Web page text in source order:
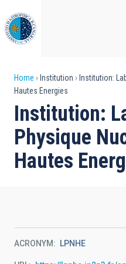
to
main
content
Breadcrumb
Home Institution
Institution:
Hautes Energies
Institution:
Physique
Hautes
ACRONYM LPNHE